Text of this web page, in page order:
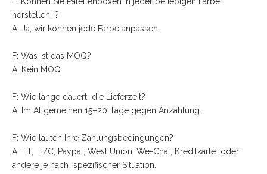
herstellen ?
A: Ja, wir können jede Farbe anpassen.
F: Was ist das MOQ?
A: Kein MOQ.
F: Wie lange dauert die Lieferzeit?
A: Im Allgemeinen 15–20 Tage gegen Anzahlung.
F: Wie lauten Ihre Zahlungsbedingungen?
A: TT, L/C, Paypal, West Union, We-Chat, Kreditkarte oder
andere je nach spezifischer Situation.